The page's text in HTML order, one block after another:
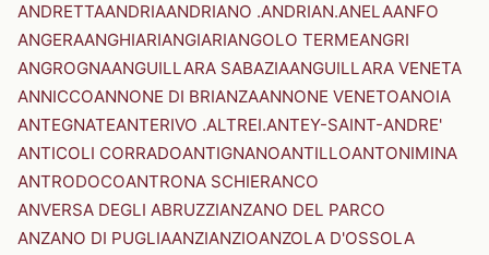
ANDRETTAANDRIAANDRIANO .ANDRIAN.ANELAANFO
ANGERAANGHIARIANGIARIANGOLO TERMEANGRI
ANGROGNAANGUILLARA SABAZIAANGUILLARA VENETA
ANNICCOANNONE DI BRIANZAANNONE VENETOANOIA
ANTEGNATEANTERIVO .ALTREI.ANTEY-SAINT-ANDRE'
ANTICOLI CORRADOANTIGNANOANTILLOANTONIMINA
ANTRODOCOANTRONA SCHIERANCO
ANVERSA DEGLI ABRUZZIANZANO DEL PARCO
ANZANO DI PUGLIAANZIANZIOANZOLA D'OSSOLA